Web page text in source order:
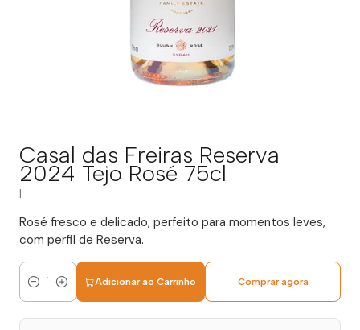
Casal das Freiras Reserva
2024 Tejo Rosé 75cl
Rosé fresco e delicado, perfeito para momentos leves,
com perfil de Reserva.
Quantidade
Adicionar ao Carrinho Comprar agora